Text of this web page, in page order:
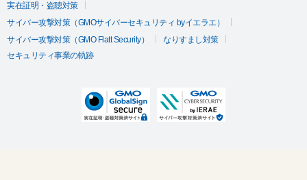
実在証明・盗聴対策
サイバー攻撃対策（GMOサイバーセキュリティ byイエラエ）
サイバー攻撃対策（GMO Flatt Security）
なりすまし対策
セキュリティ事業の軌跡